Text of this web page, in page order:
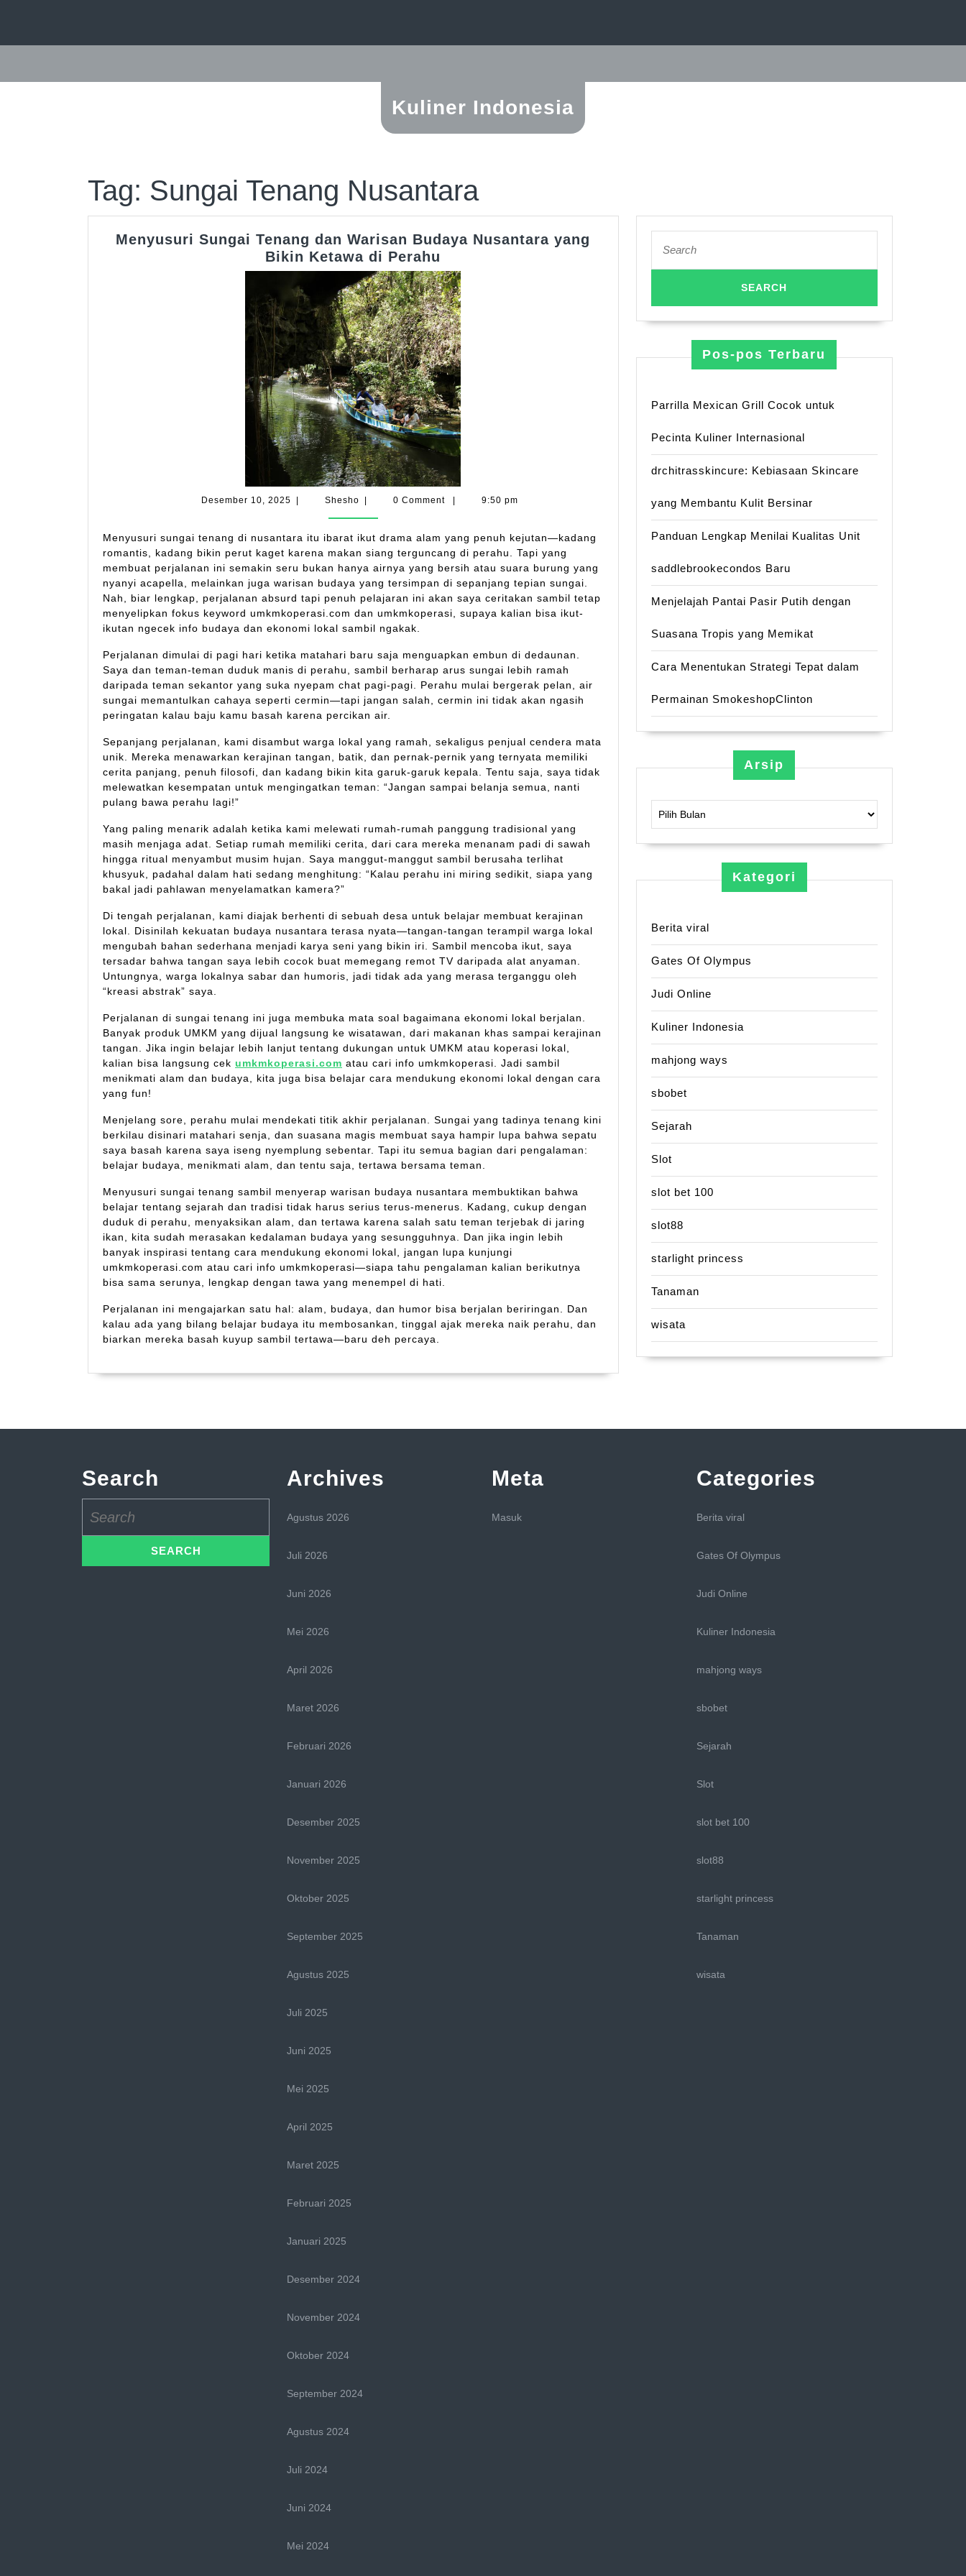
Kuliner Indonesia
Tag: Sungai Tenang Nusantara
Menyusuri Sungai Tenang dan Warisan Budaya Nusantara yang
Bikin Ketawa di Perahu
Sungai
Tenang
dan
Warisan
Budaya
Nusantara
yang
Bikin
Ketawa
di
Perahu
Desember 10, 2025DesemberSheshoShesho 0 Comment 9:50 pm
Menyusuri sungai tenang di nusantara itu ibarat ikut drama alam yang penuh kejutan—kadang
romantis, kadang bikin perut kaget karena makan siang terguncang di perahu. Tapi yang
membuat perjalanan ini semakin seru bukan hanya airnya yang bersih atau suara burung yang
nyanyi acapella, melainkan juga warisan budaya yang tersimpan di sepanjang tepian sungai.
Nah, biar lengkap, perjalanan absurd tapi penuh pelajaran ini akan saya ceritakan sambil tetap
menyelipkan fokus keyword umkmkoperasi.com dan umkmkoperasi, supaya kalian bisa ikut-
ikutan ngecek info budaya dan ekonomi lokal sambil ngakak.
Perjalanan dimulai di pagi hari ketika matahari baru saja menguapkan embun di dedaunan.
Saya dan teman-teman duduk manis di perahu, sambil berharap arus sungai lebih ramah
daripada teman sekantor yang suka nyepam chat pagi-pagi. Perahu mulai bergerak pelan, air
sungai memantulkan cahaya seperti cermin—tapi jangan salah, cermin ini tidak akan ngasih
peringatan kalau baju kamu basah karena percikan air.
Sepanjang perjalanan, kami disambut warga lokal yang ramah, sekaligus penjual cendera mata
unik. Mereka menawarkan kerajinan tangan, batik, dan pernak-pernik yang ternyata memiliki
cerita panjang, penuh filosofi, dan kadang bikin kita garuk-garuk kepala. Tentu saja, saya tidak
melewatkan kesempatan untuk mengingatkan teman: “Jangan sampai belanja semua, nanti
pulang bawa perahu lagi!”
Yang paling menarik adalah ketika kami melewati rumah-rumah panggung tradisional yang
masih menjaga adat. Setiap rumah memiliki cerita, dari cara mereka menanam padi di sawah
hingga ritual menyambut musim hujan. Saya manggut-manggut sambil berusaha terlihat
khusyuk, padahal dalam hati sedang menghitung: “Kalau perahu ini miring sedikit, siapa yang
bakal jadi pahlawan menyelamatkan kamera?”
Di tengah perjalanan, kami diajak berhenti di sebuah desa untuk belajar membuat kerajinan
lokal. Disinilah kekuatan budaya nusantara terasa nyata—tangan-tangan terampil warga lokal
mengubah bahan sederhana menjadi karya seni yang bikin iri. Sambil mencoba ikut, saya
tersadar bahwa tangan saya lebih cocok buat memegang remot TV daripada alat anyaman.
Untungnya, warga lokalnya sabar dan humoris, jadi tidak ada yang merasa terganggu oleh
“kreasi abstrak” saya.
Perjalanan di sungai tenang ini juga membuka mata soal bagaimana ekonomi lokal berjalan.
Banyak produk UMKM yang dijual langsung ke wisatawan, dari makanan khas sampai kerajinan
tangan. Jika ingin belajar lebih lanjut tentang dukungan untuk UMKM atau koperasi lokal,
kalian bisa langsung cek umkmkoperasi.com atau cari info umkmkoperasi. Jadi sambil
menikmati alam dan budaya, kita juga bisa belajar cara mendukung ekonomi lokal dengan cara
yang fun!
Menjelang sore, perahu mulai mendekati titik akhir perjalanan. Sungai yang tadinya tenang kini
berkilau disinari matahari senja, dan suasana magis membuat saya hampir lupa bahwa sepatu
saya basah karena saya iseng nyemplung sebentar. Tapi itu semua bagian dari pengalaman:
belajar budaya, menikmati alam, dan tentu saja, tertawa bersama teman.
Menyusuri sungai tenang sambil menyerap warisan budaya nusantara membuktikan bahwa
belajar tentang sejarah dan tradisi tidak harus serius terus-menerus. Kadang, cukup dengan
duduk di perahu, menyaksikan alam, dan tertawa karena salah satu teman terjebak di jaring
ikan, kita sudah merasakan kedalaman budaya yang sesungguhnya. Dan jika ingin lebih
banyak inspirasi tentang cara mendukung ekonomi lokal, jangan lupa kunjungi
umkmkoperasi.com atau cari info umkmkoperasi—siapa tahu pengalaman kalian berikutnya
bisa sama serunya, lengkap dengan tawa yang menempel di hati.
Perjalanan ini mengajarkan satu hal: alam, budaya, dan humor bisa berjalan beriringan. Dan
kalau ada yang bilang belajar budaya itu membosankan, tinggal ajak mereka naik perahu, dan
biarkan mereka basah kuyup sambil tertawa—baru deh percaya.
for:
Pos-pos Terbaru
Parrilla Mexican Grill Cocok untuk
Pecinta Kuliner Internasional
drchitrasskincure: Kebiasaan Skincare
yang Membantu Kulit Bersinar
Panduan Lengkap Menilai Kualitas Unit
saddlebrookecondos Baru
Menjelajah Pantai Pasir Putih dengan
Suasana Tropis yang Memikat
Cara Menentukan Strategi Tepat dalam
Permainan SmokeshopClinton
Arsip
Kategori
Berita viral
Gates Of Olympus
Judi Online
Kuliner Indonesia
mahjong ways
sbobet
Sejarah
Slot
slot bet 100
slot88
starlight princess
Tanaman
wisata
Search
for:
Archives
Agustus 2026
Juli 2026
Juni 2026
Mei 2026
April 2026
Maret 2026
Februari 2026
Januari 2026
Desember 2025
November 2025
Oktober 2025
September 2025
Agustus 2025
Juli 2025
Juni 2025
Mei 2025
April 2025
Maret 2025
Februari 2025
Januari 2025
Desember 2024
November 2024
Oktober 2024
September 2024
Agustus 2024
Juli 2024
Juni 2024
Mei 2024
Meta
Masuk
Categories
Berita viral
Gates Of Olympus
Judi Online
Kuliner Indonesia
mahjong ways
sbobet
Sejarah
Slot
slot bet 100
slot88
starlight princess
Tanaman
wisata